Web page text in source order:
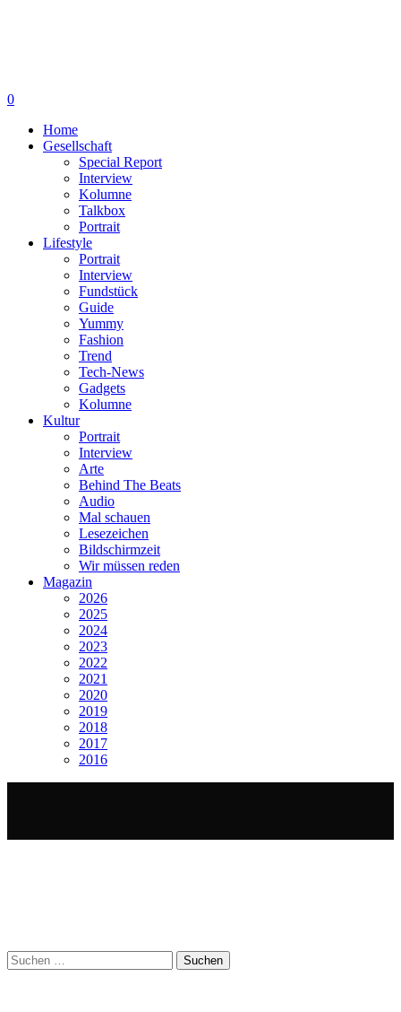
0
Home
Gesellschaft
Special Report
Interview
Kolumne
Talkbox
Portrait
Lifestyle
Portrait
Interview
Fundstück
Guide
Yummy
Fashion
Trend
Tech-News
Gadgets
Kolumne
Kultur
Portrait
Interview
Arte
Behind The Beats
Audio
Mal schauen
Lesezeichen
Bildschirmzeit
Wir müssen reden
Magazin
2026
2025
2024
2023
2022
2021
2020
2019
2018
2017
2016
Suchen
nach: